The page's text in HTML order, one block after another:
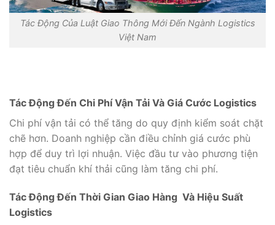
Tác Động Của Luật Giao Thông Mới Đến Ngành Logistics
Việt Nam
Tác Động Đến Chi Phí Vận Tải Và Giá Cước Logistics
Chi phí vận tải có thể tăng do quy định kiểm soát chặt
chẽ hơn. Doanh nghiệp cần điều chỉnh giá cước phù
hợp để duy trì lợi nhuận. Việc đầu tư vào phương tiện
đạt tiêu chuẩn khí thải cũng làm tăng chi phí.
Tác Động Đến Thời Gian Giao Hàng Và Hiệu Suất
Logistics